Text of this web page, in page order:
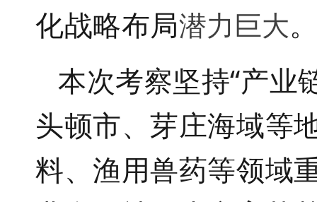
化战略布局潜力巨大
本次考察坚持“产业
头顿市、芽庄海域等
料、渔用兽药等领域